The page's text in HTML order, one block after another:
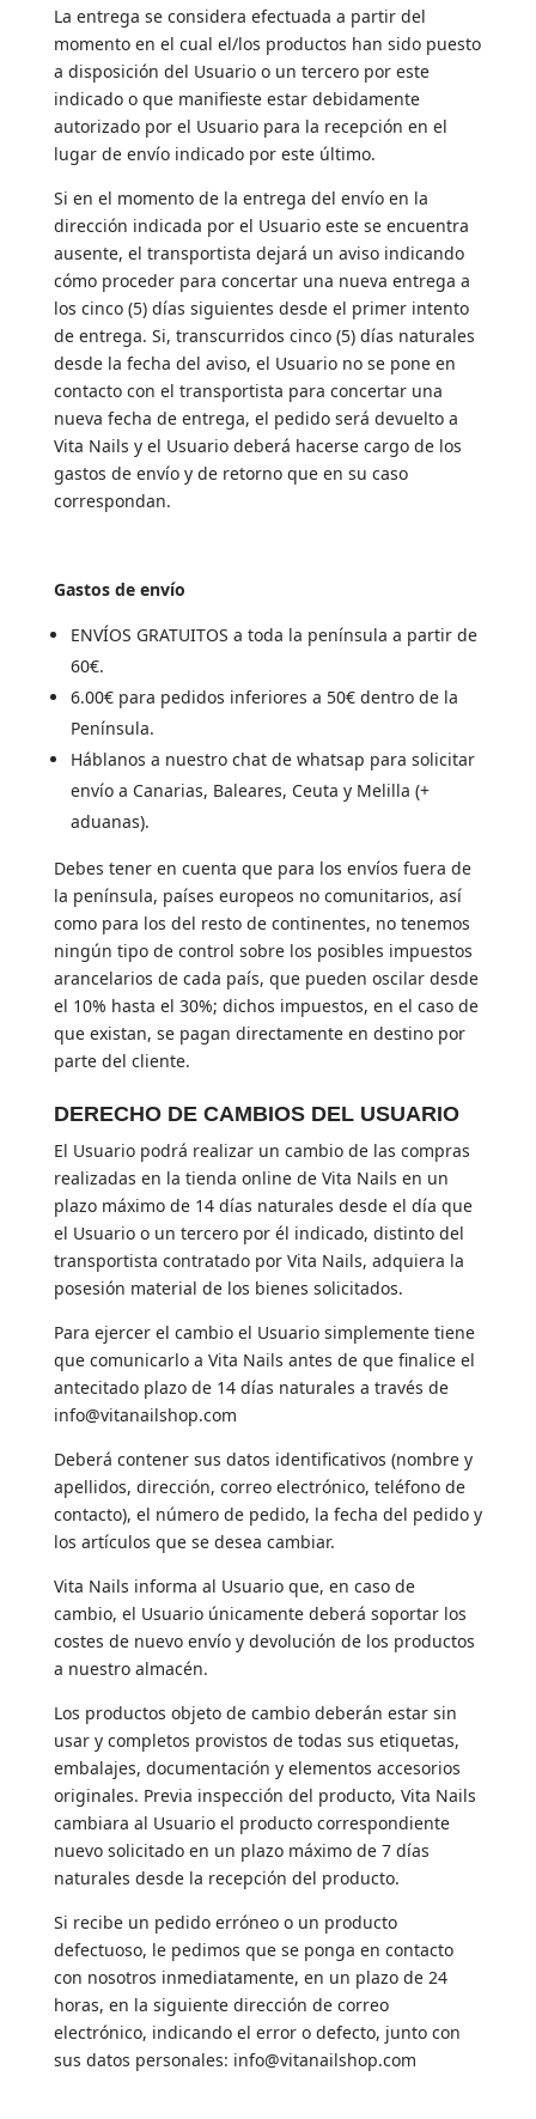
La entrega se considera efectuada a partir del
momento en el cual el/los productos han sido puesto
a disposición del Usuario o un tercero por este
indicado o que manifieste estar debidamente
autorizado por el Usuario para la recepción en el
lugar de envío indicado por este último.
Si en el momento de la entrega del envío en la
dirección indicada por el Usuario este se encuentra
ausente, el transportista dejará un aviso indicando
cómo proceder para concertar una nueva entrega a
los cinco (5) días siguientes desde el primer intento
de entrega. Si, transcurridos cinco (5) días naturales
desde la fecha del aviso, el Usuario no se pone en
contacto con el transportista para concertar una
nueva fecha de entrega, el pedido será devuelto a
Vita Nails y el Usuario deberá hacerse cargo de los
gastos de envío y de retorno que en su caso
correspondan.
Gastos de envío
ENVÍOS GRATUITOS a toda la península a partir de
60€.
6.00€ para pedidos inferiores a 50€ dentro de la
Península.
Háblanos a nuestro chat de whatsap para solicitar
envío a Canarias, Baleares, Ceuta y Melilla (+
aduanas).
Debes tener en cuenta que para los envíos fuera de
la península, países europeos no comunitarios, así
como para los del resto de continentes, no tenemos
ningún tipo de control sobre los posibles impuestos
arancelarios de cada país, que pueden oscilar desde
el 10% hasta el 30%; dichos impuestos, en el caso de
que existan, se pagan directamente en destino por
parte del cliente.
DERECHO DE CAMBIOS DEL USUARIO
El Usuario podrá realizar un cambio de las compras
realizadas en la tienda online de Vita Nails en un
plazo máximo de 14 días naturales desde el día que
el Usuario o un tercero por él indicado, distinto del
transportista contratado por Vita Nails, adquiera la
posesión material de los bienes solicitados.
Para ejercer el cambio el Usuario simplemente tiene
que comunicarlo a Vita Nails antes de que finalice el
antecitado plazo de 14 días naturales a través de
info@vitanailshop.com
Deberá contener sus datos identificativos (nombre y
apellidos, dirección, correo electrónico, teléfono de
contacto), el número de pedido, la fecha del pedido y
los artículos que se desea cambiar.
Vita Nails informa al Usuario que, en caso de
cambio, el Usuario únicamente deberá soportar los
costes de nuevo envío y devolución de los productos
a nuestro almacén.
Los productos objeto de cambio deberán estar sin
usar y completos provistos de todas sus etiquetas,
embalajes, documentación y elementos accesorios
originales. Previa inspección del producto, Vita Nails
cambiara al Usuario el producto correspondiente
nuevo solicitado en un plazo máximo de 7 días
naturales desde la recepción del producto.
Si recibe un pedido erróneo o un producto
defectuoso, le pedimos que se ponga en contacto
con nosotros inmediatamente, en un plazo de 24
horas, en la siguiente dirección de correo
electrónico, indicando el error o defecto, junto con
sus datos personales: info@vitanailshop.com